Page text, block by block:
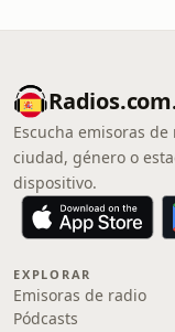
Escucha emisoras
ciudad, género o
dispositivo.
EXPLORAR
Emisoras de radio
Pódcasts